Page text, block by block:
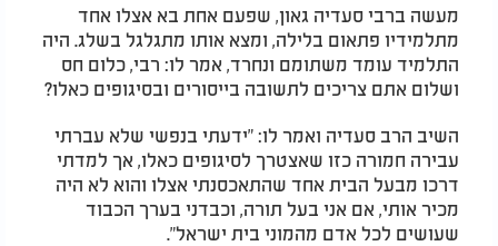
מעשה ברבי סעדיה גאון, שפעם אחת בא אצלו אחד
מתלמידיו פתאום בלילה, ומצא אותו מתגלגל בשלג. היה
התלמיד עומד משתומם ונחרד, אמר לו: רבי, כלום חס
ושלום אתם צריכים לתשובה בייסורים ובסיגופים כאלו?
השיב הרב סעדיה ואמר לו: "ידעתי בנפשי שלא עברתי
עבירה חמורה כזו שאצטרך לסיגופים כאלו, אך למדתי
דרכו מבעל הבית אחד שהתאכסנתי אצלו והוא לא היה
מכיר אותי, אם אני בעל תורה, וכבדני בערך הכבוד
שעושים לכל אדם מהמוני בית ישראל".